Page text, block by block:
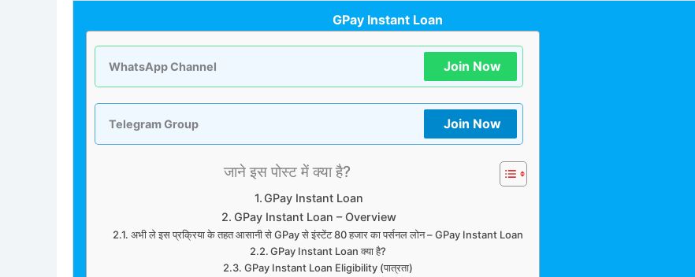
GPay Instant Loan
WhatsApp Channel Join Now
Telegram Group Join Now
जाने इस पोस्ट में क्या है?
GPay Instant Loan
GPay Instant Loan – Overview
अभी ले इस प्रक्रिया के तहत आसानी से GPay से इंस्टेंट 80 हजार का पर्सनल लोन – GPay Instant Loan
GPay Instant Loan क्या है?
GPay Instant Loan Eligibility (पात्रता)